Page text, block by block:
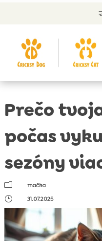
🤝 Môžeš
Prečo
počas
sezóny
m
mačka
}
31.07.2025